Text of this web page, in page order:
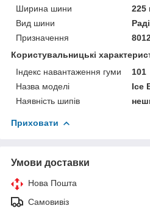
Ширина шини
225
Вид шини
Призначення
Користувальницькі
Індекс навантаження гуми
101
Назва моделі
Ice
Наявність шипів
Приховати
Умови доставки
Нова Пошта
Самовивіз